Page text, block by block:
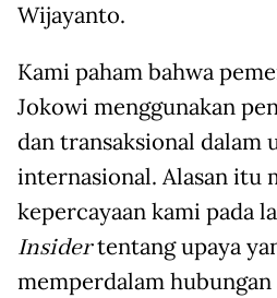
Wijayanto.
Kami paham bahwa
Jokowi menggunakan
dan transaksional dalam
internasional. Alasan itu
kepercayaan kami pada
Insidertentang upaya
memperdalam